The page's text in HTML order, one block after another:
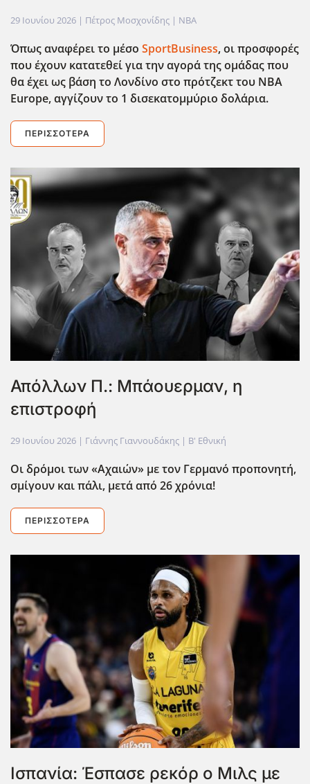
29 Ιουνίου 2026 | Πέτρος Μοσχονίδης | NBA
Όπως αναφέρει το μέσο SportBusiness, οι προσφορές
που έχουν κατατεθεί για την αγορά της ομάδας που
θα έχει ως βάση το Λονδίνο στο πρότζεκτ του ΝΒΑ
Europe, αγγίζουν το 1 δισεκατομμύριο δολάρια.
ΠΕΡΙΣΣΌΤΕΡΑ
Απόλλων Π.: Μπάουερμαν, η
επιστροφή
29 Ιουνίου 2026 | Γιάννης Γιαννουδάκης | Β' Εθνική
Οι δρόμοι των «Αχαιών» με τον Γερμανό προπονητή,
σμίγουν και πάλι, μετά από 26 χρόνια!
ΠΕΡΙΣΣΌΤΕΡΑ
Ισπανία: Έσπασε ρεκόρ ο Μιλς με